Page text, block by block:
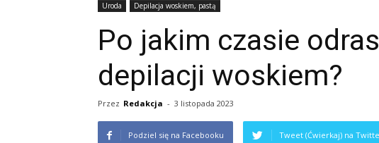
Uroda Depilacja woskiem, pastą
Po jakim czasie
depilacji woskiem?
Przez Redakcja - 3 listopada 2023
Podziel się na Facebooku Tweet (Ćwierkaj) na